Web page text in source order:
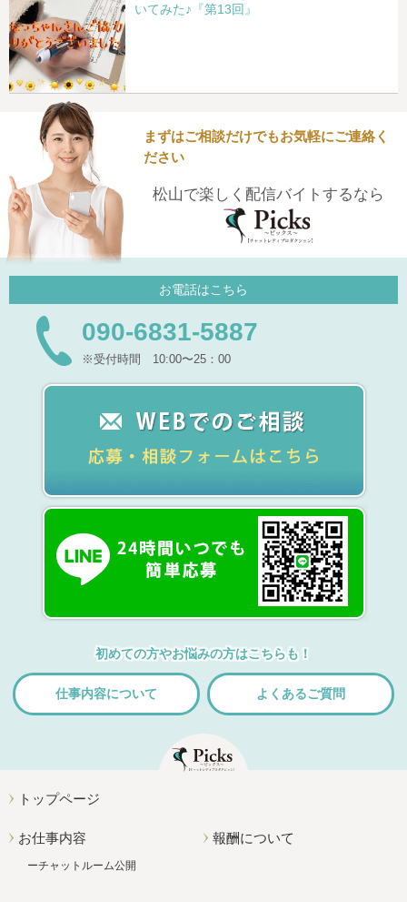
いてみた♪『第13回』
まずはご相談だけでもお気軽にご連絡く
ださい
松山で楽しく配信バイトするなら
お電話はこちら
090-6831-5887
※受付時間 10:00〜25：00
初めての方やお悩みの方はこちらも！
仕事内容について よくあるご質問
トップページ
お仕事内容
チャットルーム公開
報酬について